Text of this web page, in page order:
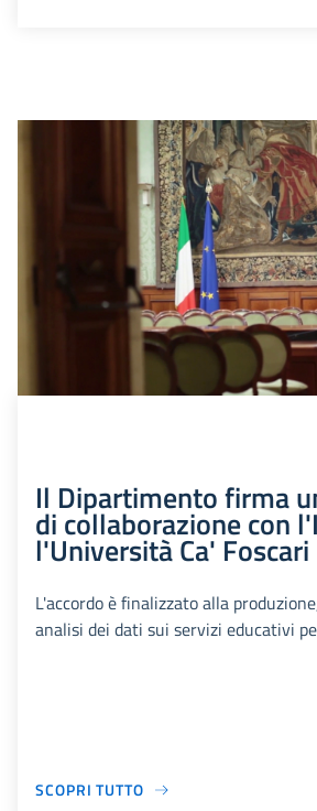
Il Dipartimento firma
di collaborazione con
l'Università Ca' Foscari
L'accordo è finalizzato alla
analisi dei dati sui servizi educativi
SCOPRI TUTTO